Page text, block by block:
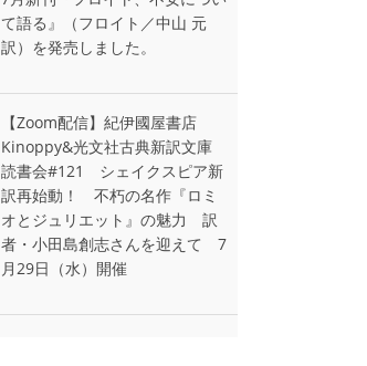
て語る』（フロイト／中山 元
訳）を発売しました。
【Zoom配信】紀伊國屋書店
Kinoppy&光文社古典新訳文庫
読書会#121 シェイクスピア新
訳再始動！ 不朽の名作『ロミ
オとジュリエット』の魅力 訳
者・小田島創志さんを迎えて 7
月29日（水）開催